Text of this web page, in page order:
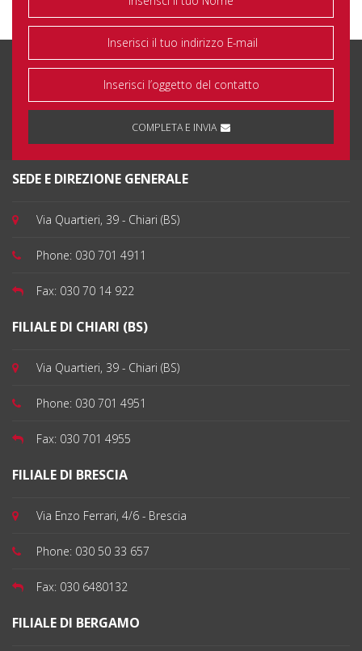
COMPLETA E INVIA
SEDE E DIREZIONE GENERALE
Via Quartieri, 39 - Chiari (BS)
Phone: 030 701 4911
Fax: 030 70 14 922
FILIALE DI CHIARI (BS)
Via Quartieri, 39 - Chiari (BS)
Phone: 030 701 4951
Fax: 030 701 4955
FILIALE DI BRESCIA
Via Enzo Ferrari, 4/6 - Brescia
Phone: 030 50 33 657
Fax: 030 6480132
FILIALE DI BERGAMO